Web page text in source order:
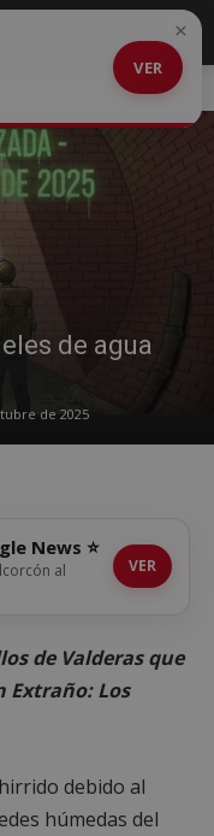
de agua
de 2025
VER
×
News ⭐
al
VER
de Valderas que
Extraño: Los
debido al
húmedas del